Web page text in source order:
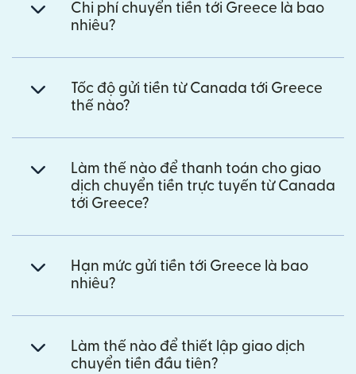
Chi phí chuyển tiền tới Greece là bao
nhiêu?
Tốc độ gửi tiền từ Canada tới Greece
thế nào?
Làm thế nào để thanh toán cho giao
dịch chuyển tiền trực tuyến từ Canada
tới Greece?
Hạn mức gửi tiền tới Greece là bao
nhiêu?
Làm thế nào để thiết lập giao dịch
chuyển tiền đầu tiên?